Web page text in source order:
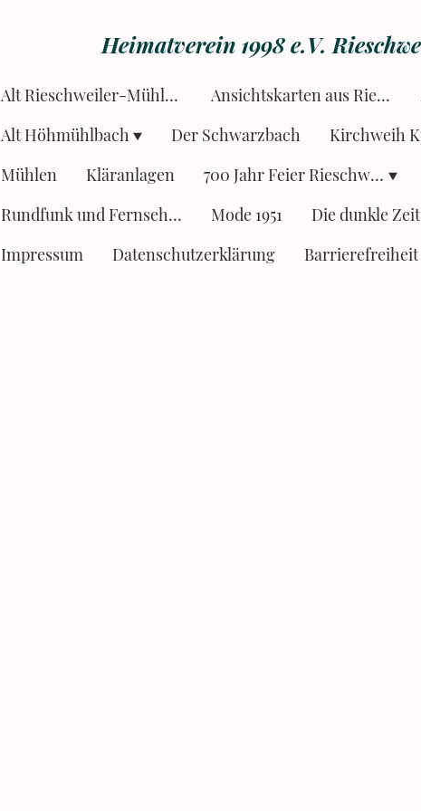
Heimatverein 1998 e.V.
Alt Rieschweiler-Mühlbach Ansichtskarten aus Rieschweiler
Alt Höhmühlbach
Der Schwarzbach Kirchweih
Mühlen
Kläranlagen 700 Jahr Feier Rieschweiler
Rundfunk und Fernsehen
Mode 1951 Die dunkle Zeit
Impressum
Datenschutzerklärung Barrierefreiheit